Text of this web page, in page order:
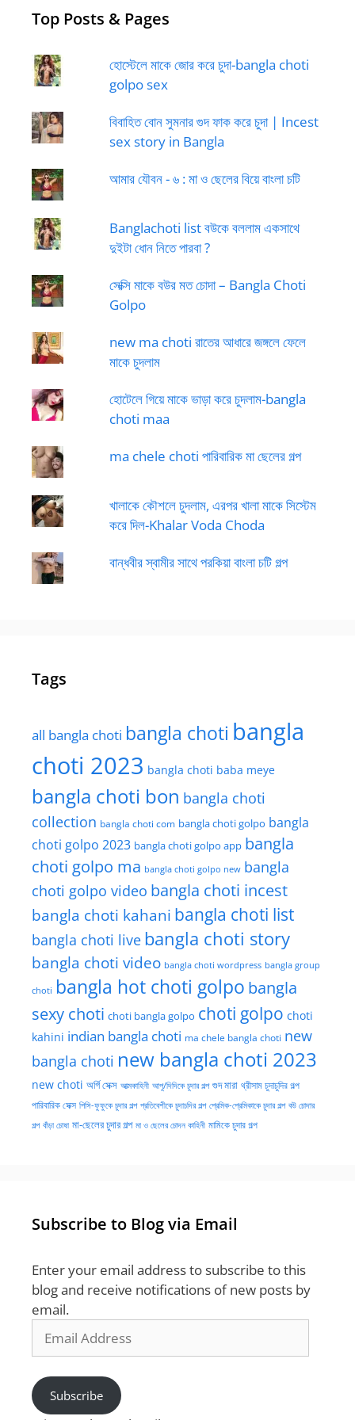
Top Posts & Pages
হোস্টেলে মাকে জোর করে চুদা-bangla choti
golpo sex
বিবাহিত বোন সুমনার গুদ ফাক করে চুদা | Incest
sex story in Bangla
আমার যৌবন - ৬ : মা ও ছেলের বিয়ে বাংলা চটি
Banglachoti list বউকে বললাম একসাথে
দুইটা ধোন নিতে পারবা ?
সেক্সি মাকে বউর মত চোদা – Bangla Choti
Golpo
new ma choti রাতের আধারে জঙ্গলে ফেলে
মাকে চুদলাম
হোটেলে গিয়ে মাকে ভাড়া করে চুদলাম-bangla
choti maa
ma chele choti পারিবারিক মা ছেলের গল্প
খালাকে কৌশলে চুদলাম, এরপর খালা মাকে সিস্টেম
করে দিল-Khalar Voda Choda
বান্ধবীর স্বামীর সাথে পরকিয়া বাংলা চটি গল্প
Tags
all bangla choti bangla choti bangla
choti 2023 bangla choti baba meye
bangla choti bon bangla choti
collection bangla choti com bangla choti golpo bangla
choti golpo 2023 bangla choti golpo app bangla
choti golpo ma bangla choti golpo new bangla
choti golpo video bangla choti incest
bangla choti kahani bangla choti list
bangla choti live bangla choti story
bangla choti video bangla choti wordpress bangla group
choti bangla hot choti golpo bangla
sexy choti choti bangla golpo choti golpo choti
kahini indian bangla choti ma chele bangla choti new
bangla choti new bangla choti 2023
new choti অর্গি সেক্স আত্মকাহিনী আপু/দিদিকে চুদার গল্প গুদ মারা থ্রীসাম চুদাচুদির গল্প
পারিবারিক সেক্স পিসি-ফুফুকে চুদার গল্প প্রতিবেশীকে চুদাচদির গল্প প্রেমিক-প্রেমিকাকে চুদার গল্প বউ চোদার
গল্প বাঁড়া চোষা মা-ছেলের চুদার গল্প মা ও ছেলের চোদন কাহিনী মামিকে চুদার গল্প
Subscribe to Blog via Email
Enter your email address to subscribe to this
blog and receive notifications of new posts by
email.
Address
Subscribe